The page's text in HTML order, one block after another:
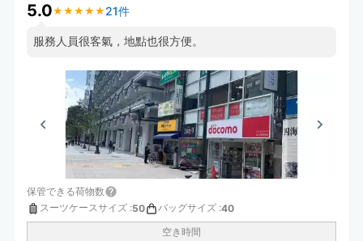
5.0★ ★ ★ ★ ★
★ ★ ★ ★ ★ 21件
服務人員很客氣，地點也很方便。
保管できる荷物数
スーツケースサイズ :50 バッグサイズ :40
空き時間